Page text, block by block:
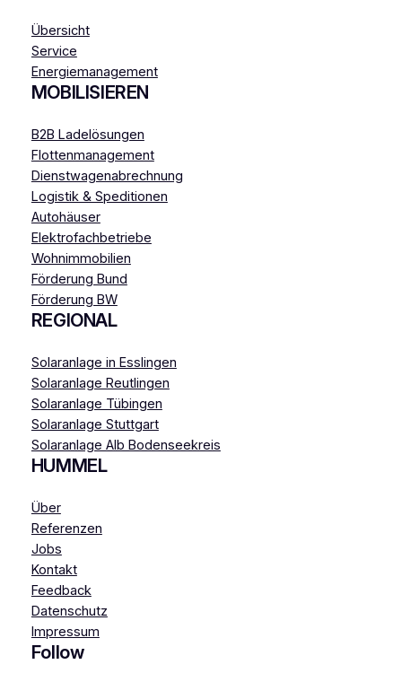
Übersicht
Service
Energiemanagement
MOBILISIEREN
B2B Ladelösungen
Flottenmanagement
Dienstwagenabrechnung
Logistik & Speditionen
Autohäuser
Elektrofachbetriebe
Wohnimmobilien
Förderung Bund
Förderung BW
REGIONAL
Solaranlage in Esslingen
Solaranlage Reutlingen
Solaranlage Tübingen
Solaranlage Stuttgart
Solaranlage Alb Bodenseekreis
HUMMEL
Über
Referenzen
Jobs
Kontakt
Feedback
Datenschutz
Impressum
Follow